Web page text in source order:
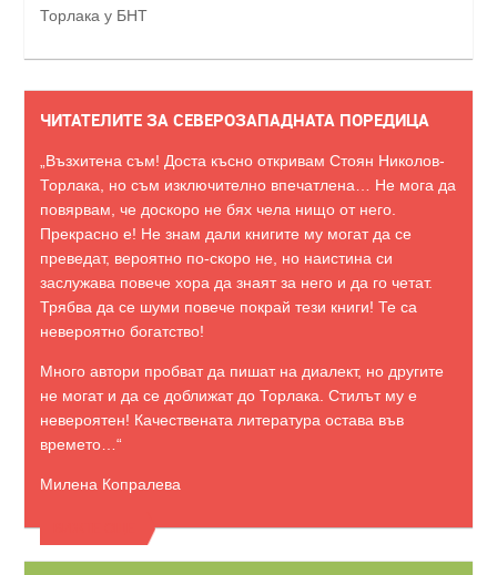
Торлака у БНТ
ЧИТАТЕЛИТЕ ЗА СЕВЕРОЗАПАДНАТА ПОРЕДИЦА
„Възхитена съм! Доста късно откривам Стоян Николов-
Торлака, но съм изключително впечатлена… Не мога да
повярвам, че доскоро не бях чела нищо от него.
Прекрасно е! Не знам дали книгите му могат да се
преведат, вероятно по-скоро не, но наистина си
заслужава повече хора да знаят за него и да го четат.
Трябва да се шуми повече покрай тези книги! Те са
невероятно богатство!
Много автори пробват да пишат на диалект, но другите
не могат и да се доближат до Торлака. Стилът му е
невероятен! Качествената литература остава във
времето…“
Милена Копралева